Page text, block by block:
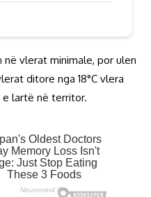
vlerat minimale, por ulen
ditore nga 18°C vlera
e lartë në territor.